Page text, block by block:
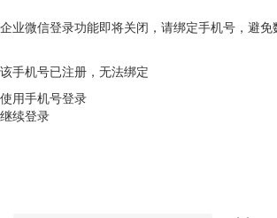
企业微信登录功能即将关闭，请绑定手机号，避免
该手机号已注册，无法绑定
使用手机号登录
继续登录